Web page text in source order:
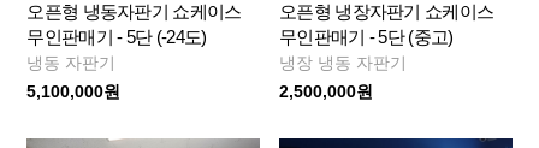
오픈형 냉동자판기 쇼케이스
무인판매기 - 5단 (-24도)
냉동 자판기
5,100,000원
오픈형 냉장자판기 쇼케이스
무인판매기 - 5단 (중고)
냉장 냉동 자판기
2,500,000원